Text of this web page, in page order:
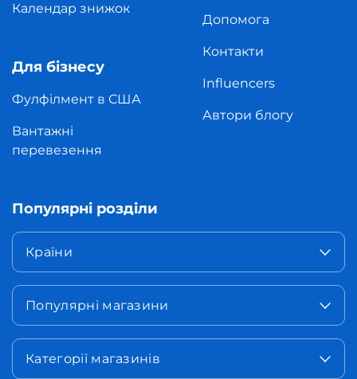
Календар знижок
Для бізнесу
Фулфілмент в США
Вантажні
перевезення
Допомога
Контакти
Influencers
Автори блогу
Популярні розділи
Країни
Популярні магазини
Категорії магазинів